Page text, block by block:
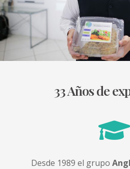
33 Años de
Desde 1989 el grupo